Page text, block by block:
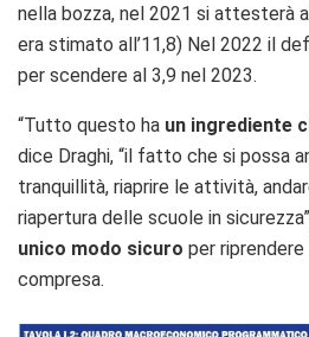
nella bozza, nel 2021 si attesterà
era stimato all’11,8) Nel 2022 il
per scendere al 3,9 nel 2023.
“Tutto questo ha un ingrediente
dice Draghi, “il fatto che si possa
tranquillità, riaprire le attività,
riapertura delle scuole in
unico modo sicuro per
compresa.